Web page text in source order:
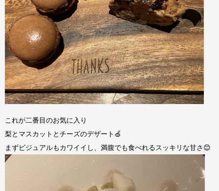
これが二番目のお気に入り
梨とマスカットとチーズのデザート🍏
まずビジュアルもカワイイし、満腹でも食べれるスッキリな甘さ😊